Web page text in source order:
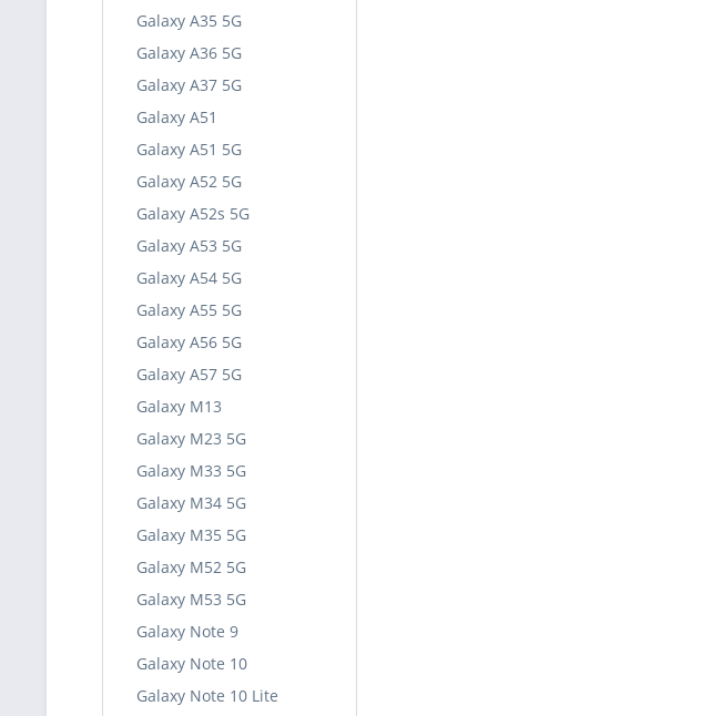
Galaxy A35 5G
Galaxy A36 5G
Galaxy A37 5G
Galaxy A51
Galaxy A51 5G
Galaxy A52 5G
Galaxy A52s 5G
Galaxy A53 5G
Galaxy A54 5G
Galaxy A55 5G
Galaxy A56 5G
Galaxy A57 5G
Galaxy M13
Galaxy M23 5G
Galaxy M33 5G
Galaxy M34 5G
Galaxy M35 5G
Galaxy M52 5G
Galaxy M53 5G
Galaxy Note 9
Galaxy Note 10
Galaxy Note 10 Lite